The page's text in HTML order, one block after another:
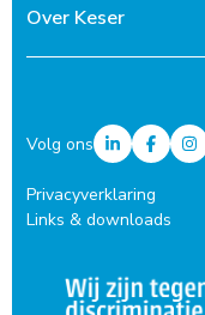
Over Keser
Privacyverklaring
Links & downloads
Volg ons